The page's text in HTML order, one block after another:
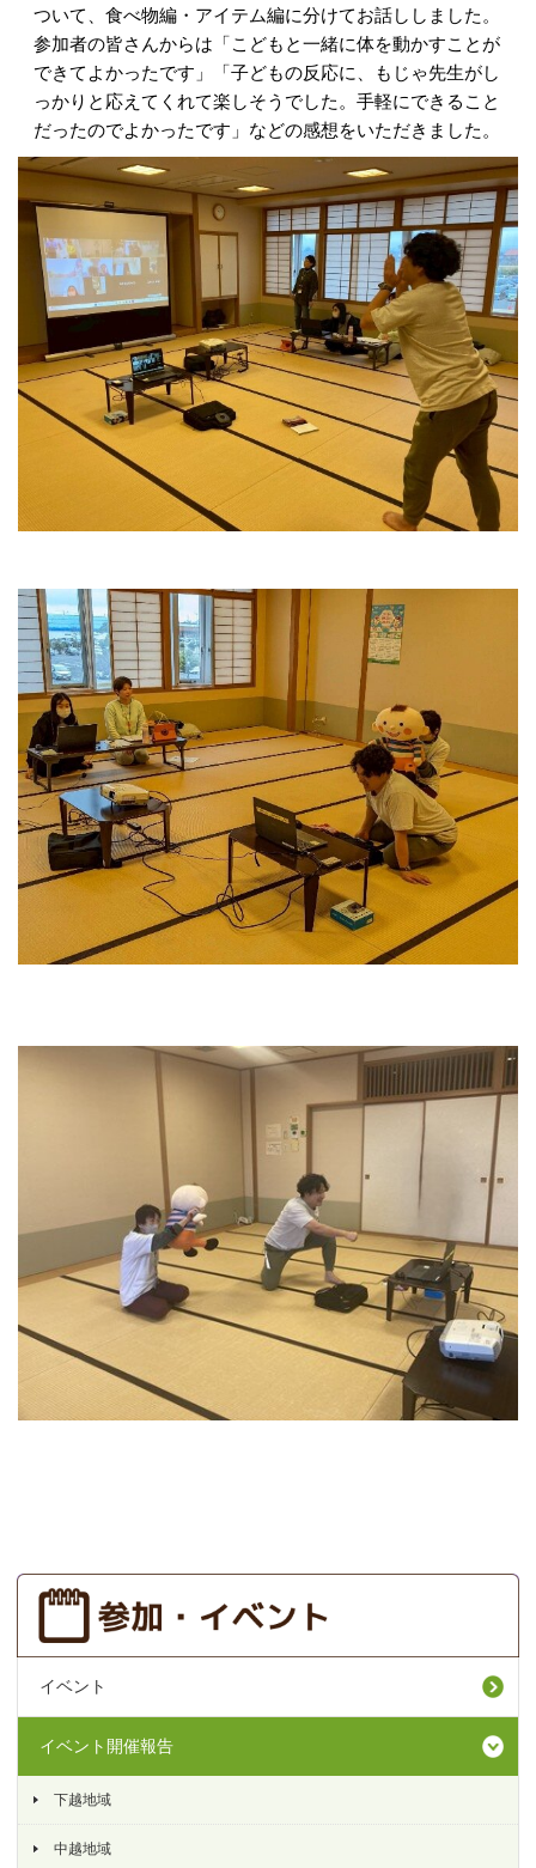
ついて、食べ物編・アイテム編に分けてお話ししました。
参加者の皆さんからは「こどもと一緒に体を動かすことが
できてよかったです」「子どもの反応に、もじゃ先生がし
っかりと応えてくれて楽しそうでした。手軽にできること
だったのでよかったです」などの感想をいただきました。
イベント
イベント開催報告
下越地域
中越地域